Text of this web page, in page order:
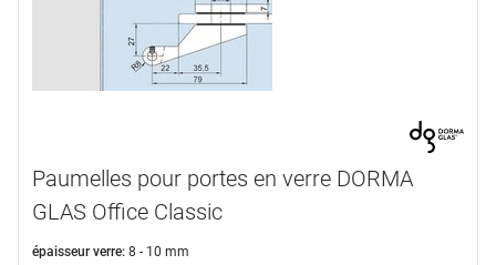
Paumelles pour portes en verre DORMA
GLAS Office Classic
épaisseur verre: 8 - 10 mm